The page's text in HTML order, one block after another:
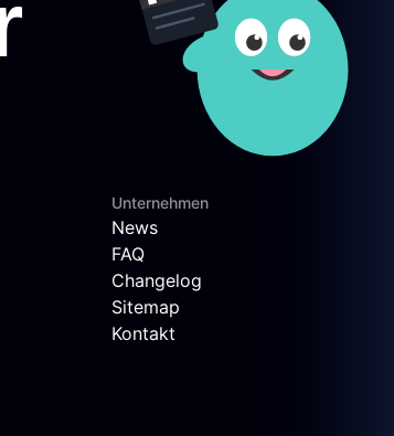
Unternehmen
News
FAQ
Changelog
Sitemap
Kontakt